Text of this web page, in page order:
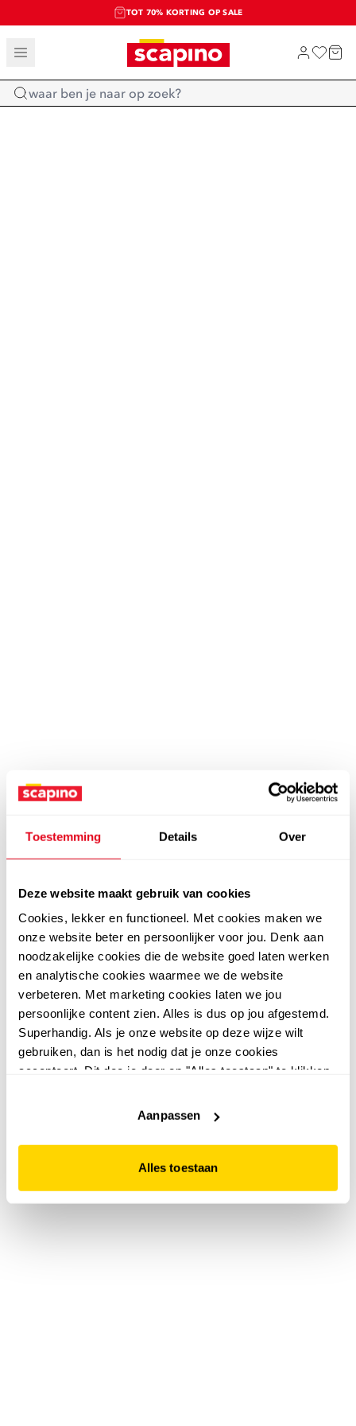
Toestemming Details Over
Deze website maakt gebruik van cookies
Cookies, lekker en functioneel. Met cookies maken we
onze website beter en persoonlijker voor jou. Denk aan
noodzakelijke cookies die de website goed laten werken
en analytische cookies waarmee we de website
verbeteren. Met marketing cookies laten we jou
persoonlijke content zien. Alles is dus op jou afgestemd.
Superhandig. Als je onze website op deze wijze wilt
gebruiken, dan is het nodig dat je onze cookies
accepteert. Dit doe je door op "Alles toestaan" te klikken.
website niet optimaal functioneert.
Aanpassen
Alles toestaan
TOT 70% KORTING OP SALE
SALE: LAATSTE KANS!
SHOP NIEUW
Home